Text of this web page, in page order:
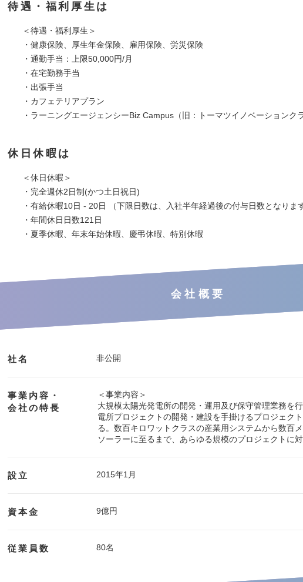
待遇・福利厚生は
＜待遇・福利厚生＞
・健康保険、厚生年金保険、雇用保険、労災保険
・通勤手当：上限50,000円/月
・在宅勤務手当
・出張手当
・カフェテリアプラン
・ラーニングエージェンシーBiz Campus（旧：トーマツイノベーションクラ
休日休暇は
＜休日休暇＞
・完全週休2日制(かつ土日祝日)
・有給休暇10日 - 20日 （下限日数は、入社半年経過後の付与日数となります
・年間休日日数121日
・夏季休暇、年末年始休暇、慶弔休暇、特別休暇
会社概要
社名 非公開
事業内容・
会社の特長
＜事業内容＞
大規模太陽光発電所の開発・運用及び保守管理業務を
電所プロジェクトの開発・建設を手掛けるプロジェク
る。数百キロワットクラスの産業用システムから数百
ソーラーに至るまで、あらゆる規模のプロジェクトに対
設立 2015年1月
資本金 9億円
従業員数 80名